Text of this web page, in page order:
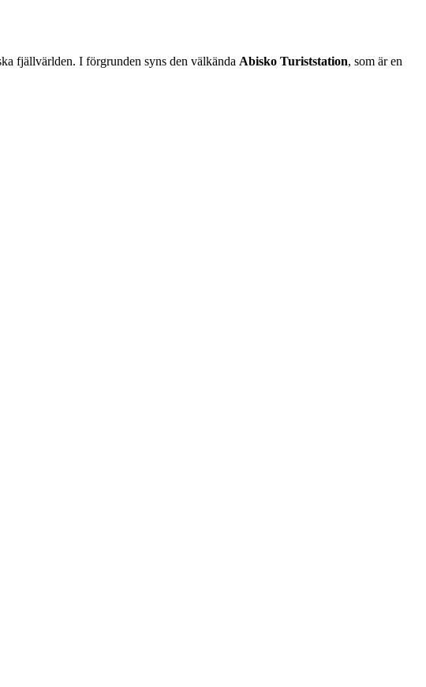
fjällvärlden. I förgrunden syns den välkända Abisko Turiststation, som är en